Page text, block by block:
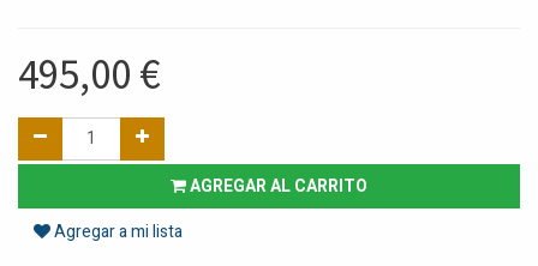
495,00 €
AGREGAR AL CARRITO
Agregar a mi lista